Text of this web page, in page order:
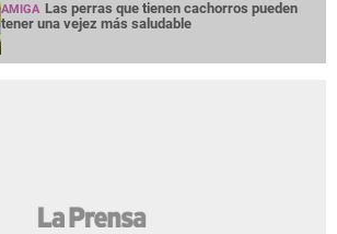
AMIGA Las perras que tienen cachorros pueden
tener una vejez más saludable